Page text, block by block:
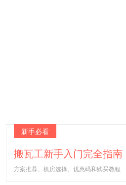
新手必看
搬瓦工新手入门完全指南
方案推荐、机房选择、优惠码和购买教程